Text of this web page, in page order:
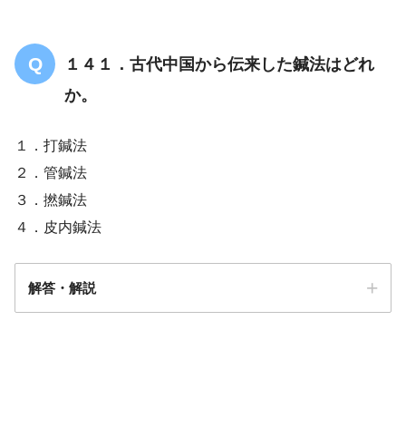
１４１．古代中国から伝来した鍼法はどれ
か。
１．打鍼法
２．管鍼法
３．撚鍼法
４．皮内鍼法
解答・解説